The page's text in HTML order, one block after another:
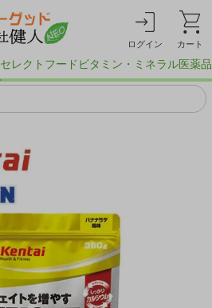
ログイン カート
セレクトフード ビタミン・ミネラル医薬品